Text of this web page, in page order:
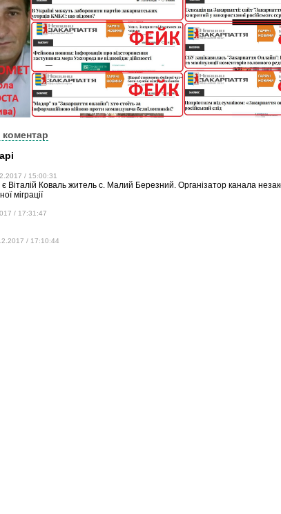
/ 15:00:31
Віталій Коваль житель с. Малий Березний. Організатор канала
міграції
/ 17:31:47
/ 17:10:44